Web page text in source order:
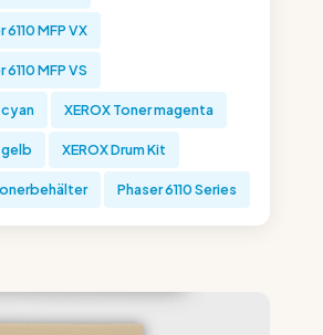
6110 MFP VX
6110 MFP VS
cyan XEROX Toner magenta
gelb XEROX Drum Kit
Phaser 6110 Series